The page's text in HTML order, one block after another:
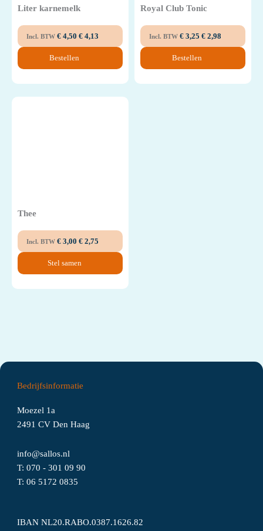
Liter karnemelk
Incl. BTW € 4,50 € 4,13
Bestellen
Royal Club Tonic
Incl. BTW € 3,25 € 2,98
Bestellen
Thee
Incl. BTW € 3,00 € 2,75
Stel samen
Bedrijfsinformatie
Moezel 1a
2491 CV Den Haag
info@sallos.nl
T:070 - 301 09 90
T:0651720835
IBAN NL20.RABO.0387.1626.82